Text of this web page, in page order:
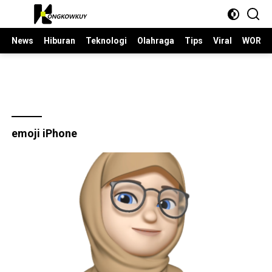
Langsung
News
Hiburan Teknologi Olahraga Tips Viral
emoji iPhone